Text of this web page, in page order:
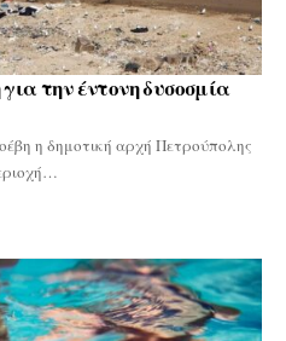
την έντονη δυσοσμία
η δημοτική αρχή Πετρούπολης